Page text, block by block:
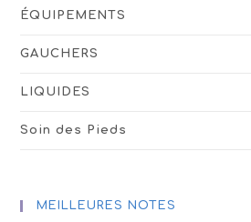
ÉQUIPEMENTS
GAUCHERS
LIQUIDES
Soin des Pieds
MEILLEURES NOTES